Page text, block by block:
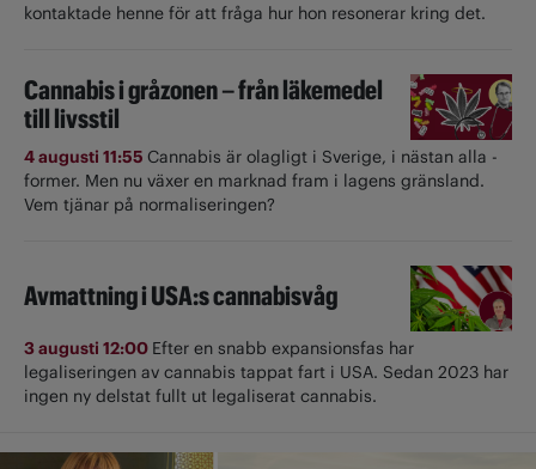
kontaktade henne för att fråga hur hon resonerar kring det.
Cannabis i gråzonen – från läkemedel
till livsstil
4 augusti 11:55 Cannabis är olagligt i ­Sverige, i nästan alla ­
former. Men nu växer en marknad fram i lagens gränsland.
Vem tjänar på normaliseringen?
Avmattning i USA:s cannabisvåg
3 augusti 12:00 Efter en snabb expansionsfas har
legaliseringen av cannabis tappat fart i USA. Sedan 2023 har
ingen ny delstat fullt ut ­legaliserat cannabis.